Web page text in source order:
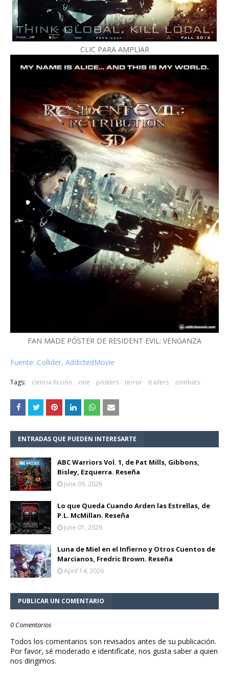
CLIC PARA AMPLIAR
FAN MADE PÓSTER DE RESIDENT EVIL: VENGANZA
Fuente: Collider, AddictedMovie
Tags: ciencia ficción cine pósters terror trailers zombies
ENTRADAS QUE PUEDEN INTERESARTE
ABC Warriors Vol. 1, de Pat Mills, Gibbons,
Bisley, Ezquerra. Reseña
June 09, 2026
Lo que Queda Cuando Arden las Estrellas, de
P.L. McMillan. Reseña
June 01, 2026
Luna de Miel en el Infierno y Otros Cuentos de
Marcianos, Fredric Brown. Reseña
April 14, 2026
PUBLICAR UN COMENTARIO
0 Comentarios
Todos los comentarios son revisados antes de su publicación.
Por favor, sé moderado e identifícate, nos gusta saber a quien
nos dirigimos.